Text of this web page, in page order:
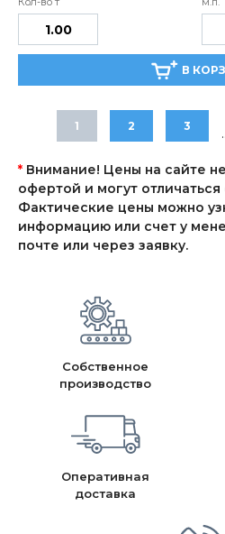
В
1 2 3 ..
* Внимание! Цены на сайте
офертой и могут
Фактические цены можно
информацию или счет у
почте или через заявку.
Собственное
производство
Оперативная
доставка